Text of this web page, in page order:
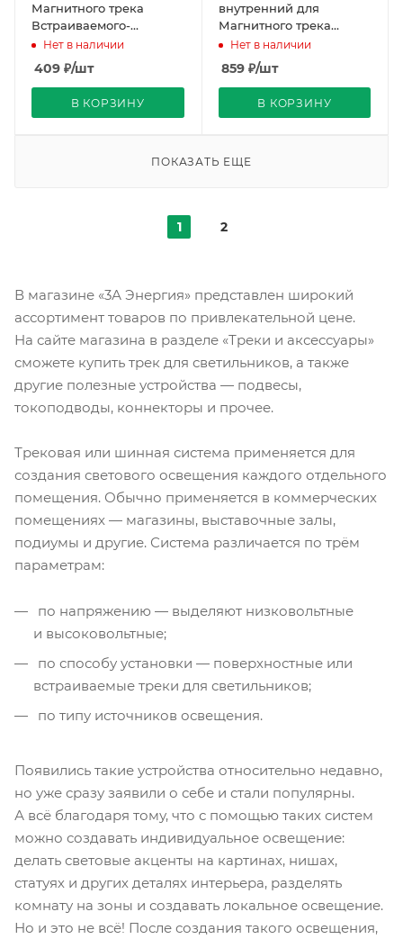
Магнитного трека
Встраиваемого-
Натяжной Черный
REDIGLE (300)
Нет в наличии
409 ₽/шт
В КОРЗИНУ
внутренний для
Магнитного трека
Встраиваемого-
Натяжной Черный
REDIGLE (40)
Нет в наличии
859₽/шт
В КОРЗИНУ
ПОКАЗАТЬ ЕЩЕ
1 2
В магазине «3А Энергия» представлен широкий
ассортимент товаров по привлекательной цене.
На сайте магазина в разделе «Треки и аксессуары»
сможете купить трек для светильников, а также
другие полезные устройства — подвесы,
токоподводы, коннекторы и прочее.
Трековая или шинная система применяется для
создания светового освещения каждого отдельного
помещения. Обычно применяется в коммерческих
помещениях — магазины, выставочные залы,
подиумы и другие. Система различается по трём
параметрам:
по напряжению — выделяют низковольтные
и высоковольтные;
по способу установки — поверхностные или
встраиваемые треки для светильников;
по типу источников освещения.
Появились такие устройства относительно недавно,
но уже сразу заявили о себе и стали популярны.
А всё благодаря тому, что с помощью таких систем
можно создавать индивидуальное освещение:
делать световые акценты на картинах, нишах,
статуях и других деталях интерьера, разделять
комнату на зоны и создавать локальное освещение.
Но и это не всё! После создания такого освещения,